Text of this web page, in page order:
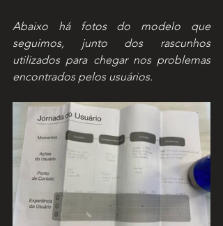
Abaixo há fotos do modelo que
seguimos, junto dos rascunhos
utilizados para chegar nos problemas
encontrados pelos usuários.